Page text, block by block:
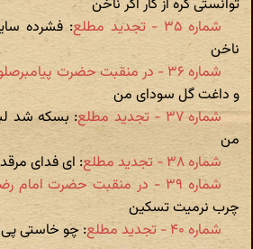
توانستی گره از کار اگر ناخن
شماره ۳۵ - تجدید مطلع
: فشرده
ناخن
شماره ۳۶ - در منقبت حضرت پیامبرصلوات الله علیه
و داغت گل سودای من
شماره ۳۷ - تجدید مطلع
: بسکه شد
من
شماره ۳۸ - تجدید مطلع
: ای فدای
شماره ۳۹ - در منقبت حضرت امام رضا (ع)‏
چرب نرمیت تسکین
شماره ۴۰ - تجدید مطلع
: چو خاستی پی